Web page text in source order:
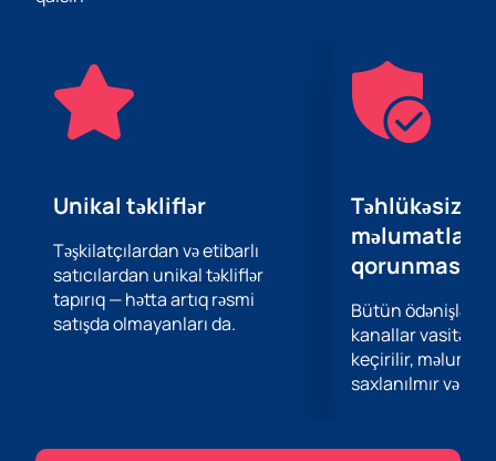
və qadın gimnastlar iştirak edir.
olan iştirakçıları qarşılayır və bu yarışı müxtəliflik və
mədəniyyət mübadiləsinin əsl bayramına çevirir.
Qonaqlar və iştirakçılar nəinki yüksək idman
bacarığından həzz ala, həm də zəngin Azərbaycan
Bu çempionat həm də gimnastların Olimpiada və
Dünya Çempionatları kimi böyük beynəlxalq
yarışlardan əvvəl öz potensiallarını və hazırlıqlarını
nümayiş etdirmək üçün əla platforma rolunu oynayır.
Hər bir iştirakçı ən yüksək nəticələr əldə etməyə və
gimnastika dünyasında tanınmağa çalışır.
Unikal təkliflər
Təşkilatçılardan və etibarlı
satıcılardan unikal təkliflər
tapırıq — hətta artıq rəsmi
satışda olmayanları da.
Təhlükəsiz
məlumatların
qorunması
Bütün ödənişlər
kanallar
keçirilir,
saxlanılmır və